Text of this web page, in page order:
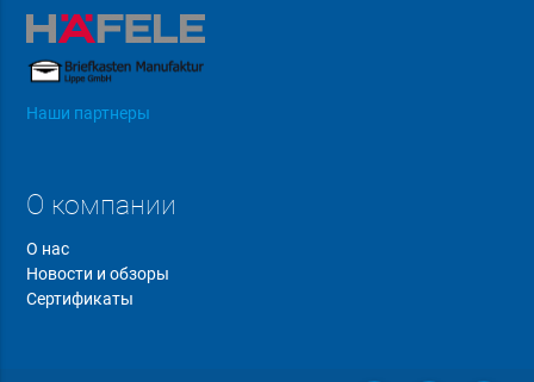
Наши партнеры
О компании
О нас
Новости и обзоры
Сертификаты